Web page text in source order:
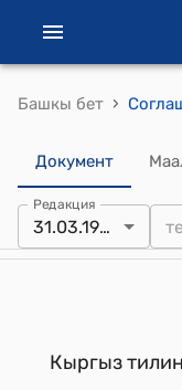
Башкы бет ›
Документ
Редакция
31.03.1998
Кыргыз